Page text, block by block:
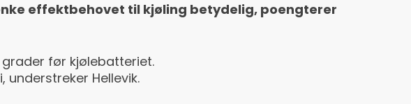
effektbehovet til kjøling betydelig, poengterer
før kjølebatteriet.
Hellevik.